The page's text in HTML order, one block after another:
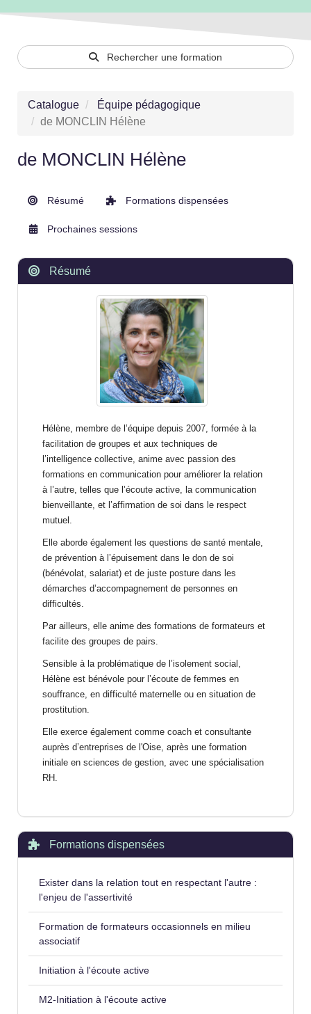
Rechercher une formation
Catalogue
Équipe pédagogique
de MONCLIN Hélène
de MONCLIN Hélène
Résumé Formations dispensées
Prochaines sessions
Résumé
Hélène, membre de l’équipe depuis 2007, formée à la
facilitation de groupes et aux techniques de
l’intelligence collective, anime avec passion des
formations en communication pour améliorer la relation
à l’autre, telles que l’écoute active, la communication
bienveillante, et l’affirmation de soi dans le respect
mutuel.
Elle aborde également les questions de santé mentale,
de prévention à l’épuisement dans le don de soi
(bénévolat, salariat) et de juste posture dans les
démarches d’accompagnement de personnes en
difficultés.
Par ailleurs, elle anime des formations de formateurs et
facilite des groupes de pairs.
Sensible à la problématique de l’isolement social,
Hélène est bénévole pour l’écoute de femmes en
souffrance, en difficulté maternelle ou en situation de
prostitution.
Elle exerce également comme coach et consultante
auprès d’entreprises de l'Oise, après une formation
initiale en sciences de gestion, avec une spécialisation
RH.
Formations dispensées
Exister dans la relation tout en respectant l'autre :
l'enjeu de l'assertivité
Formation de formateurs occasionnels en milieu
associatif
Initiation à l'écoute active
M2-Initiation à l'écoute active